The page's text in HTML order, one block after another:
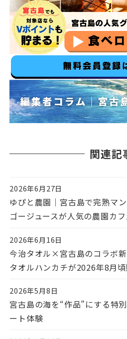
関連記
投稿日
2026年6月27日
ゆぴと農園｜宮古島で完熟マ
ゴージュースが人気の農園カフ
投稿日
2026年6月16日
今治タオル×宮古島のコラボ
タオルハンカチが2026年8月
投稿日
2026年5月8日
宮古島の海を“作品”にする特
ート体験